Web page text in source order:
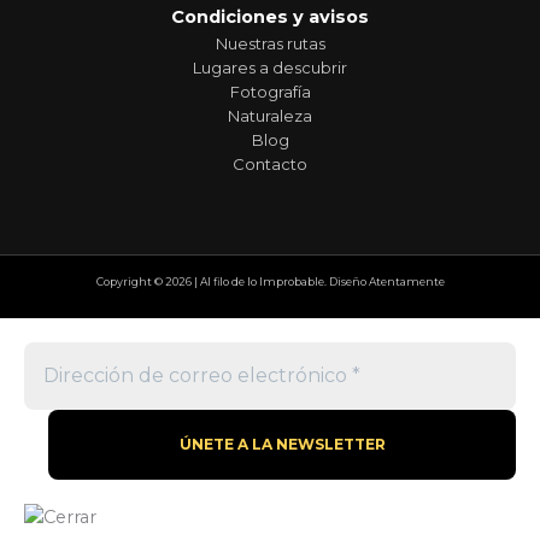
Condiciones y avisos
Nuestras rutas
Lugares a descubrir
Fotografía
Naturaleza
Blog
Contacto
Copyright © 2026 | Al filo de lo Improbable. Diseño Atentamente